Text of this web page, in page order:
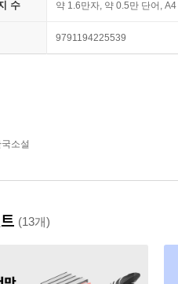
수 약 1.6만자, 약 0.5만 단어,
9791194225539
국소설
(13개)